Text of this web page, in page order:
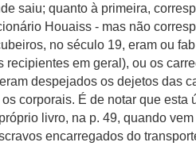
saiu; quanto à primeira,
Houaiss - mas não
no século 19, eram ou
recipientes em geral), ou os
despejados os dejetos das
corporais. É de notar que esta
livro, na p. 49, quando
encarregados do